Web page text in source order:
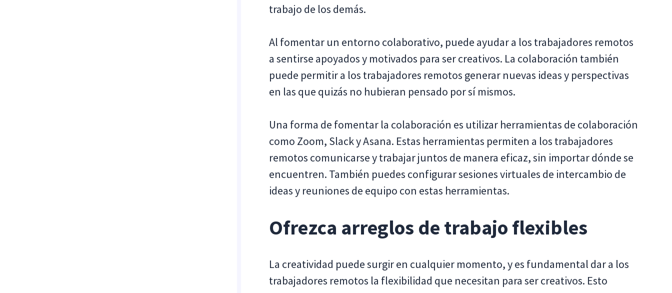
trabajo de los demás.
Al fomentar un entorno colaborativo, puede ayudar a los trabajadores remotos
a sentirse apoyados y motivados para ser creativos. La colaboración también
puede permitir a los trabajadores remotos generar nuevas ideas y perspectivas
en las que quizás no hubieran pensado por sí mismos.
Una forma de fomentar la colaboración es utilizar herramientas de colaboración
como Zoom, Slack y Asana. Estas herramientas permiten a los trabajadores
remotos comunicarse y trabajar juntos de manera eficaz, sin importar dónde se
encuentren. También puedes configurar sesiones virtuales de intercambio de
ideas y reuniones de equipo con estas herramientas.
Ofrezca arreglos de trabajo flexibles
La creatividad puede surgir en cualquier momento, y es fundamental dar a los
trabajadores remotos la flexibilidad que necesitan para ser creativos. Esto